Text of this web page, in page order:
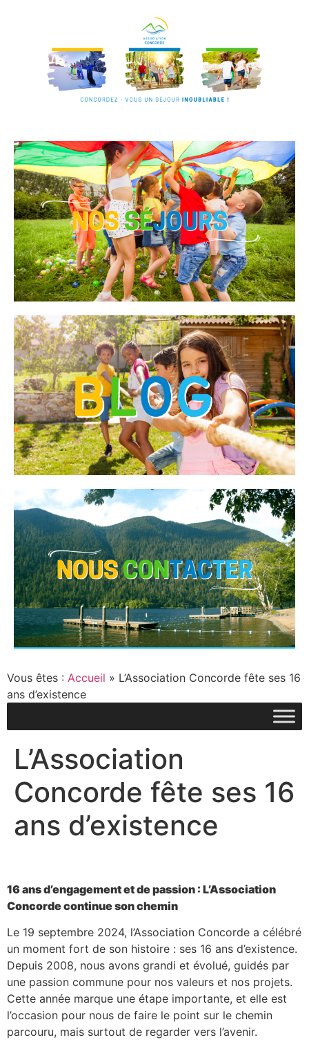
Vous êtes : Accueil » L’Association Concorde fête ses 16
ans d’existence
L’Association
Concorde fête ses 16
ans d’existence
16 ans d’engagement et de passion : L’Association
Concorde continue son chemin
Le 19 septembre 2024, l’Association Concorde a célébré
un moment fort de son histoire : ses 16 ans d’existence.
Depuis 2008, nous avons grandi et évolué, guidés par
une passion commune pour nos valeurs et nos projets.
Cette année marque une étape importante, et elle est
l’occasion pour nous de faire le point sur le chemin
parcouru, mais surtout de regarder vers l’avenir.